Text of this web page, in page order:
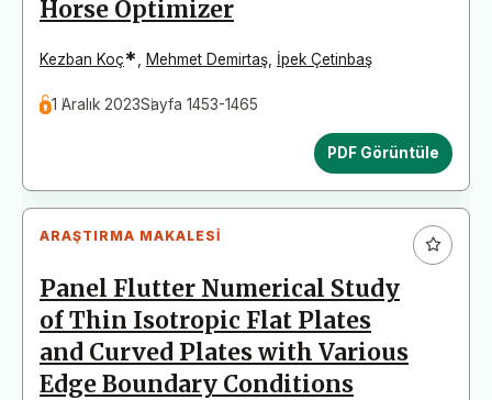
Horse Optimizer
Kezban Koç* Mehmet Demirtaş İpek Çetinbaş
1 Aralık 2023Sayfa 1453-1465
PDF Görüntüle
ARAŞTIRMA MAKALESI
Panel Flutter Numerical Study
of Thin Isotropic Flat Plates
and Curved Plates with Various
Edge Boundary Conditions